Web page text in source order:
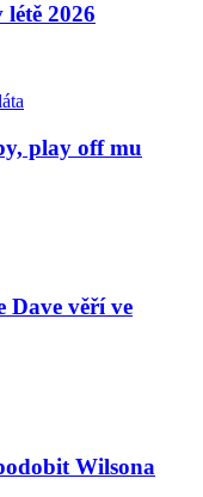
2026
play off mu
Dave věří ve
Wilsona